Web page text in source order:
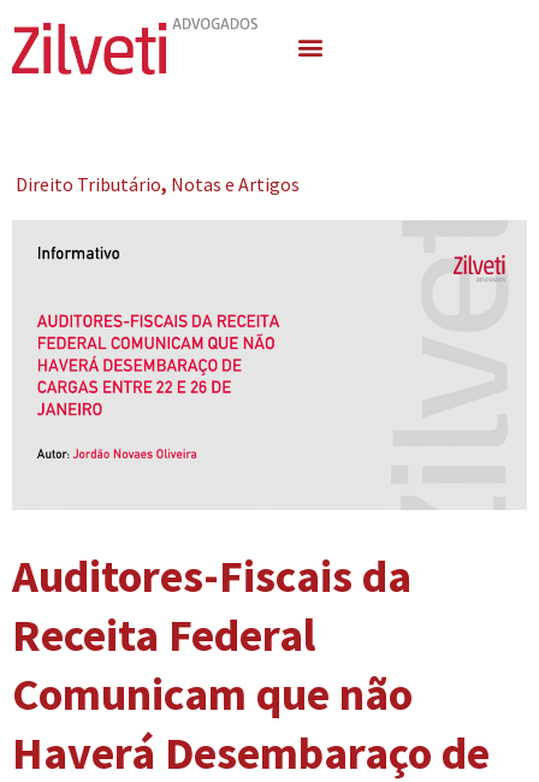
Direito Tributário, Notas e Artigos
Auditores-Fiscais da
Receita Federal
Comunicam que não
Haverá Desembaraço de